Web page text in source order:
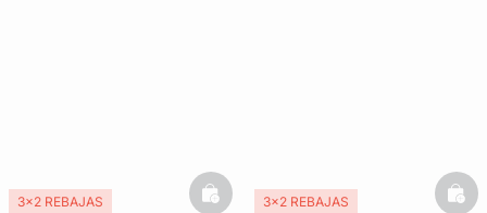
3x2 REBAJAS
basketfull3x2 REBAJAS